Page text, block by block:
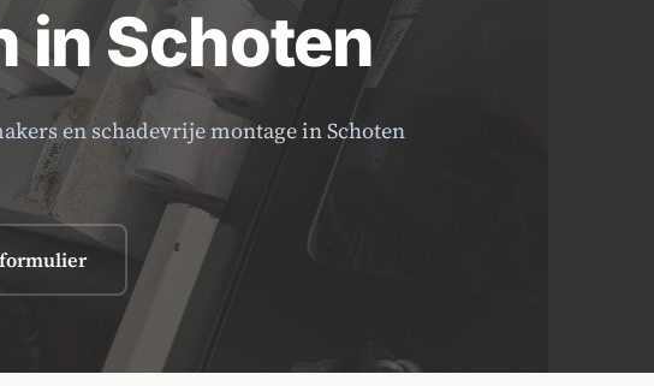
in Schoten
en schadevrije montage in Schoten